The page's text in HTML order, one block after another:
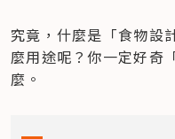
究竟，什麼是「食物設
麼用途呢？你一定好奇
麼。